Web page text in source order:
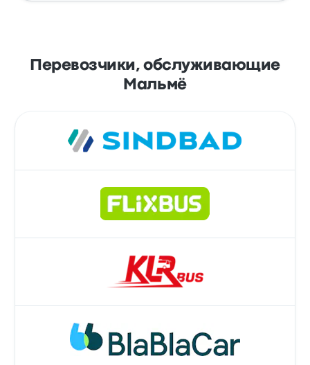
Перевозчики, обслуживающие
Мальмё